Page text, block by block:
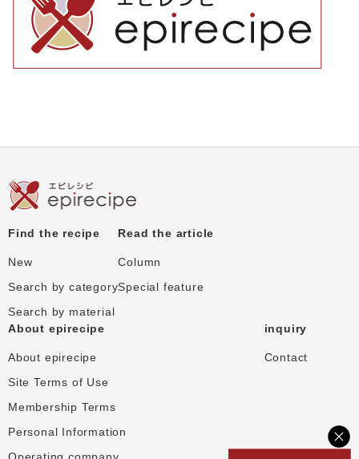
Find the recipe
New
Search by category
Search by material
Read the article
Column
Special feature
About epirecipe
About epirecipe
Site Terms of Use
Membership Terms
Personal Information
inquiry
Contact